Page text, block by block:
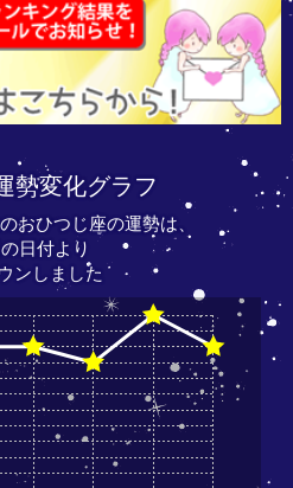
勢変化グラフ
おひつじ座の運勢は、
日付より
ンしました